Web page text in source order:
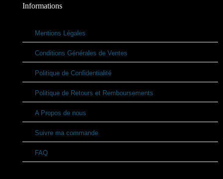
Informations
Mentions Légales
Conditions Générales de Ventes
Politique de Confidentialité
Politique de Retours et Remboursements
A Propos de nous
Suivre ma commande
FAQ